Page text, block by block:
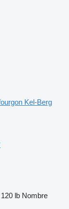
Kel-Berg
lb Nombre